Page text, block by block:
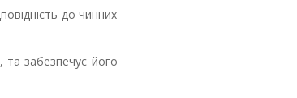
до чинних
та забезпечує його